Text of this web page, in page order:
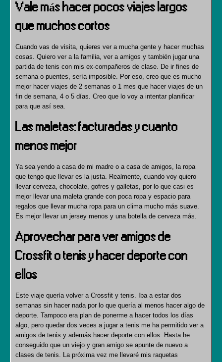
Vale más hacer pocos viajes largos
que muchos cortos
Cuando vas de visita, quieres ver a mucha gente y hacer muchas
cosas. Quiero ver a la familia, ver a amigos y también jugar una
partida de tenis con mis ex-compañeros de clase. De ir fines de
semana o puentes, sería imposible. Por eso, creo que es mucho
mejor hacer viajes de 2 semanas o 1 mes que hacer viajes de un
fin de semana, 4 o 5 días. Creo que lo voy a intentar planificar
para que así sea.
Las maletas: facturadas y cuanto
menos mejor
Ya sea yendo a casa de mi madre o a casa de amigos, la ropa
que tengo que llevar es la justa. Realmente, cuando voy quiero
llevar cerveza, chocolate, gofres y galletas, por lo que casi es
mejor llevar una maleta grande con poca ropa y espacio para
regalos que llevar mucha ropa para un clima mucho más suave.
Es mejor llevar un jersey menos y una botella de cerveza más.
Aprovechar para ver amigos de
Crossfit o tenis y hacer deporte con
ellos
Este viaje quería volver a Crossfit y tenis. Iba a estar dos
semanas sin hacer nada por lo que quería al menos hacer algo de
deporte. Tampoco era plan de ponerme a hacer todos los días
algo, pero quedar dos veces a jugar a tenis me ha permitido ver a
amigos de tenis y además hacer deporte con ellos. Hasta he
conseguido que un viejo y gran amigo se apunte de nuevo a
clases de tenis. La próxima vez me llevaré mis raquetas